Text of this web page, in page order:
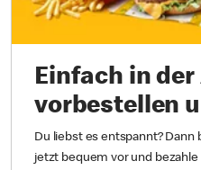
Einfach in der
vorbestellen
Du liebst es entspannt?
jetzt bequem vor und